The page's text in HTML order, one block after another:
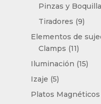
Pinzas y
Tiradores 99
Elementos de
Clamps 1111
Iluminación 1515
Izaje 55
productos
Platos Magnéticos